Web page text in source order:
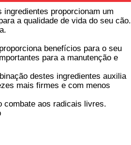
proporcionam um
a qualidade de vida do seu cão.
benefícios para o seu
para a manutenção e
destes ingredientes auxilia
mais firmes e com menos
combate aos radicais livres.